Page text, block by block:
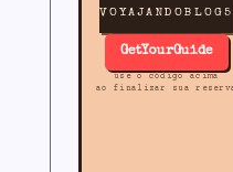
VOYAJANDOBLOG5
GetYourGuide
use o código acima
ao finalizar sua